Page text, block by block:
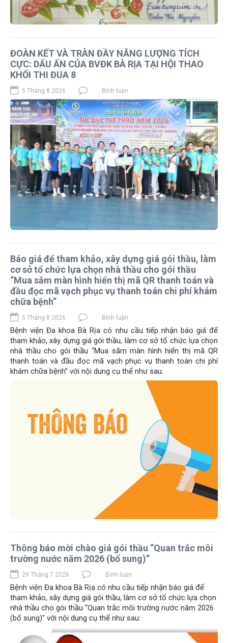
ĐOÀN KẾT VÀ TRÀN ĐẦY NĂNG LƯỢNG TÍCH
CỰC: DẤU ẤN CỦA BVĐK BÀ RỊA TẠI HỘI THAO
KHỐI THI ĐUA 8 ​
5 Tháng 8 2026 Bình luận
Báo giá để tham khảo, xây dựng giá gói thầu, làm
cơ sở tổ chức lựa chọn nhà thầu cho gói thầu
“Mua sắm màn hình hiển thị mã QR thanh toán và
đầu đọc mã vạch phục vụ thanh toán chi phí khám
chữa bệnh”
5 Tháng 8 2026 Bình luận
Bệnh viện Đa khoa Bà Rịa có nhu cầu tiếp nhận báo giá để
tham khảo, xây dựng giá gói thầu, làm cơ sở tổ chức lựa chọn
nhà thầu cho gói thầu “Mua sắm màn hình hiển thị mã QR
thanh toán và đầu đọc mã vạch phục vụ thanh toán chi phí
khám chữa bệnh” với nội dung cụ thể như sau:
Thông báo mời chào giá gói thầu “Quan trắc môi
trường nước năm 2026 (bổ sung)”
29 Tháng 7 2026 Bình luận
Bệnh viện Đa khoa Bà Rịa có nhu cầu tiếp nhận báo giá để
tham khảo, xây dựng giá gói thầu, làm cơ sở tổ chức lựa chọn
nhà thầu cho gói thầu “Quan trắc môi trường nước năm 2026
(bổ sung)” với nội dung cụ thể như sau: